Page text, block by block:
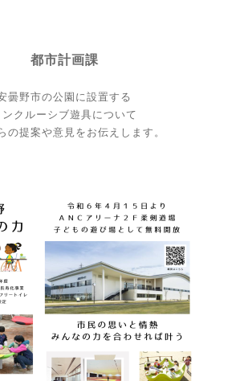
都市計画課
曇野市の公園に設置する
ンクルーシブ遊具について
の提案や意見をお伝えします。